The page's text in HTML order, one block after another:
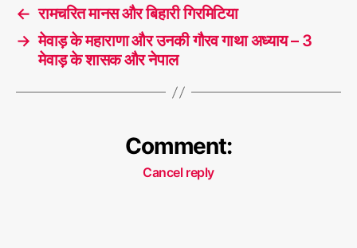
← रामचरित मानस और बिहारी गिरमिटिया
→ मेवाड़ के महाराणा और उनकी गौरव गाथा अध्याय – 3
मेवाड़ के शासक और नेपाल
Comment:
Cancel reply